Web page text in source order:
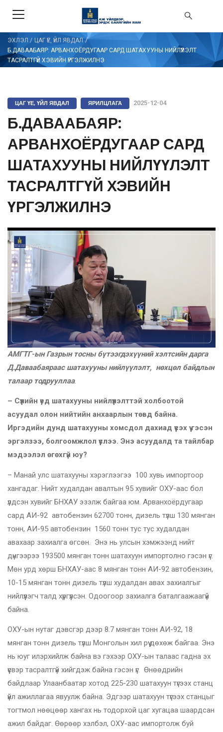
ЭХЛЭЛ / ЦАГ ҮЕ, ҮЙЛ ЯВДАЛ/
Б.ДАВААБАЯР: АРВАНХОЁРДУГААР САРД ШАТАХУУНЫ НИЙЛҮҮЛЭЛТ
ТАСРАЛТГҮЙ ХЭВИЙН ҮРГЭЛЖИЛНЭ
ЦАГ ҮЕ, ҮЙЛ ЯВДАЛ ЯРИЛЦЛАГА 2025-12-04
Б.ДАВААБАЯР:
АРВАНХОЁРДУГААР САРД
ШАТАХУУНЫ НИЙЛҮҮЛЭЛТ
ТАСРАЛТГҮЙ ХЭВИЙН
ҮРГЭЛЖИЛНЭ
АМГТГ-ын Газрын тосны бүтээгдэхүүний хэлтсийн дарга
Д.Даваабаяраас шатахууны нийлүүлэлт, нөхцөл байдлын
талаар тодрууллаа.
– Сүүлийн үед шатахууны нийлүүлэлттэй холбоотой
асуудал олон нийтийн анхаарлын төвд байна.
Иргэдийн дунд шатахууны хомсдол дахиад үүсэх үү гэсэн
эргэлзээ, болгоомжлол үүслээ. Энэ асуудалд та тайлбар
мэдээлэл өгөхгүй юу?
– Манай улс шатахууны хэрэглээгээ 100 хувь импортоор
хангадаг. Нийт худалдан авалтын 95 хувийг ОХУ-аас бол
үлдсэн хувийг БНХАУ эзэлж байгаа юм. Арванхоёрдугаар
сард АИ-92 автобензин 62700 тонн, дизель түлш 130 мянган
тонн, АИ-95 автобензин 1560 тонн тус тус худалдан
авахаар захиалга өгсөн. Энэ нь улсын хэмжээнд нийт
дүнгээрээ 193500 мянган тонн шатахуун импортолно гэсэн үг.
Мөн урд хөрш БНХАУ-аас 8 мянган тонн АИ-92 автобензин,
10-15 мянган тонн дизель түлш худалдан авах захиалгыг
нийлүүлэгч талд хүргүүлсэн. Одоогоор захиалга баталгаажаагүй
байна.
ОХУ-ын нутаг дэвсгэр дээр 8.7 мянган тонн АИ-92, 18
мянган тонн дизель түлш Монголын хил рүү дөхөж байгаа. Энэ
нь юуг илэрхийлж байна вэ гэхээр ОХУ-ын талаас гадна эх
үүсвэр тасралтгүй хийгдэж байна гэсэн үг. Өнөөдрийн
байдлаар Улаанбаатар хотод 225-230 шатахуун түгээх станц
үйл ажиллагаа явуулж байна. Эдгээр шатахуун түгээх станцыг
тогтмол нөөцөөр хангах нь тодорхой цаг хугацаа шаардсан
ажил байдаг. Өөрөөр хэлбэл, ОХУ-аас импортолж буй